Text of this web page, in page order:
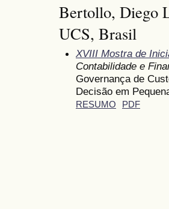
Bertollo, Diego
UCS, Brasil
XVIII Mostra de
Contabilidade e
Governança de
Decisão em
RESUMO PDF